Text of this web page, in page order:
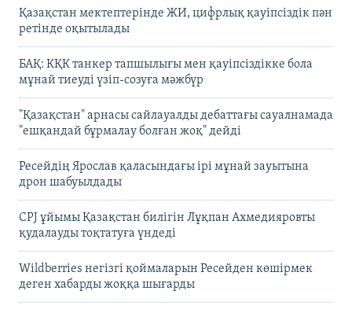
Қазақстан мектептерінде ЖИ, цифрлық қауіпсіздік пән
ретінде оқытылады
БАҚ: КҚК танкер тапшылығы мен қауіпсіздікке бола
мұнай тиеуді үзіп-созуға мәжбүр
"Қазақстан" арнасы сайлауалды дебаттағы сауалнамада
"ешқандай бұрмалау болған жоқ" дейді
Ресейдің Ярослав қаласындағы ірі мұнай зауытына
дрон шабуылдады
CPJ ұйымы Қазақстан билігін Лұқпан Ахмедияровты
қудалауды тоқтатуға үндеді
Wildberries негізгі қоймаларын Ресейден көшірмек
деген хабарды жоққа шығарды